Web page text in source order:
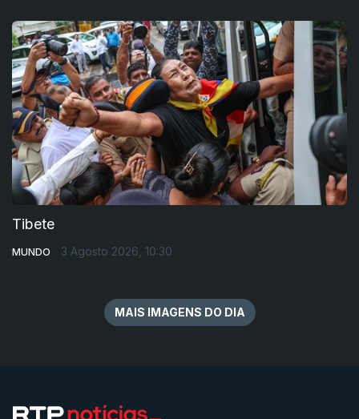
Tibete
MUNDO 3 Agosto 2026, 10:30
MAIS IMAGENS DO DIA